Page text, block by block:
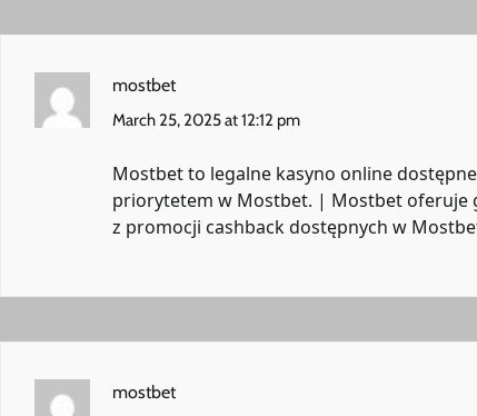
mostbet
March 25, 2025 at 12:12 pm
Mostbet to legalne kasyno online
priorytetem w Mostbet. | Mostbet oferuje
z promocji cashback dostępnych w
mostbet